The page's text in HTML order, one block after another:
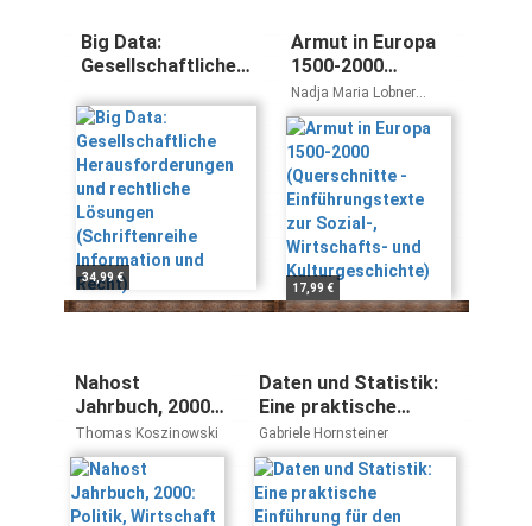
Big Data:
Gesellschaftliche
und rechtliche
Lösungen
(Schriftenreihe
Information und
Recht)
34,99 €
Armut in Europa
1500-2000
(Querschnitte -
Einführungstexte
zur Sozial-,
Wirtschafts- und
Kulturgeschichte)
Nadja Maria Lobner
Sylvia Hahn
17,99 €
Nahost
Jahrbuch, 2000:
Politik,
Wirtschaft und
Gesellschaft in
Nordafrika und
Thomas Koszinowski
Daten und Statistik:
Eine praktische
Einführung für den
Bachelor in
Psychologie und
Sozialwissenschaften
Gabriele Hornsteiner